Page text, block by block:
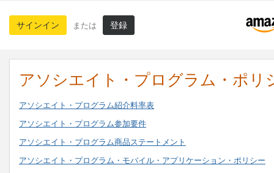
サインイン または 登録
アソシエイト・プログラム・ポリ
アソシエイト・プログラム紹介料率表
アソシエイト・プログラム参加要件
アソシエイト・プログラム商品ステートメント
アソシエイト・プログラム・モバイル・アプリケーション・ポリシー